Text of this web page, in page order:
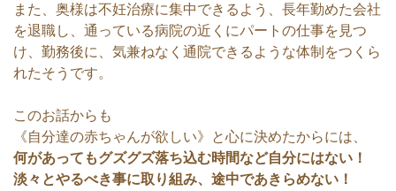
また、奥様は不妊治療に集中できるよう、長年勤めた会社
を退職し、通っている病院の近くにパートの仕事を見つ
け、勤務後に、気兼ねなく通院できるような体制をつくら
れたそうです。
このお話からも
《自分達の赤ちゃんが欲しい》と心に決めたからには、
何があってもグズグズ落ち込む時間など自分にはない！
淡々とやるべき事に取り組み、途中であきらめない！